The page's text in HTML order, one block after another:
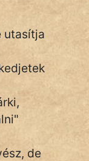
utasítja
de